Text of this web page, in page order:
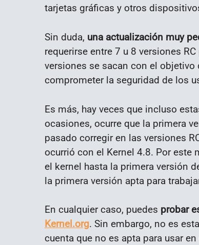
tarjetas gráficas y otros
Sin duda, una actualización muy
requerirse entre 7 u 8 versiones
versiones se sacan con el
comprometer la seguridad de los
Es más, hay veces que incluso
ocasiones, ocurre que la primera
pasado corregir en las versiones
ocurrió con el Kernel 4.8. Por
el kernel hasta la primera versión
la primera versión apta para
En cualquier caso, puedes probar
Kernel.org. Sin embargo, no es
cuenta que no es apta para usar